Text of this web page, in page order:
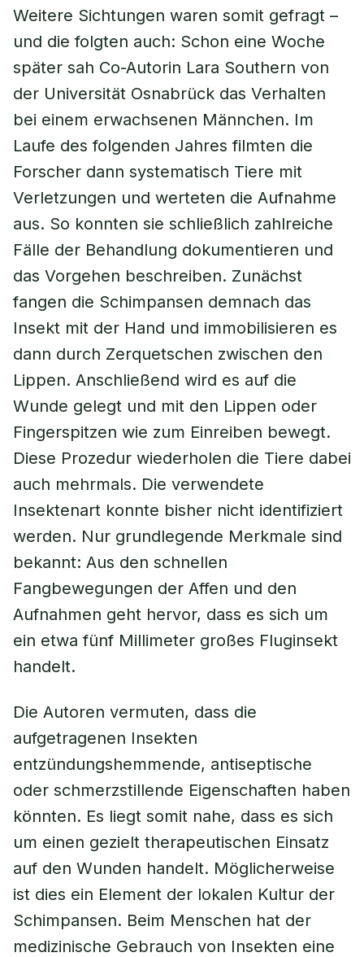
Weitere Sichtungen waren somit gefragt –
und die folgten auch: Schon eine Woche
später sah Co-Autorin Lara Southern von
der Universität Osnabrück das Verhalten
bei einem erwachsenen Männchen. Im
Laufe des folgenden Jahres filmten die
Forscher dann systematisch Tiere mit
Verletzungen und werteten die Aufnahme
aus. So konnten sie schließlich zahlreiche
Fälle der Behandlung dokumentieren und
das Vorgehen beschreiben. Zunächst
fangen die Schimpansen demnach das
Insekt mit der Hand und immobilisieren es
dann durch Zerquetschen zwischen den
Lippen. Anschließend wird es auf die
Wunde gelegt und mit den Lippen oder
Fingerspitzen wie zum Einreiben bewegt.
Diese Prozedur wiederholen die Tiere dabei
auch mehrmals. Die verwendete
Insektenart konnte bisher nicht identifiziert
werden. Nur grundlegende Merkmale sind
bekannt: Aus den schnellen
Fangbewegungen der Affen und den
Aufnahmen geht hervor, dass es sich um
ein etwa fünf Millimeter großes Fluginsekt
handelt.
Die Autoren vermuten, dass die
aufgetragenen Insekten
entzündungshemmende, antiseptische
oder schmerzstillende Eigenschaften haben
könnten. Es liegt somit nahe, dass es sich
um einen gezielt therapeutischen Einsatz
auf den Wunden handelt. Möglicherweise
ist dies ein Element der lokalen Kultur der
Schimpansen. Beim Menschen hat der
medizinische Gebrauch von Insekten eine